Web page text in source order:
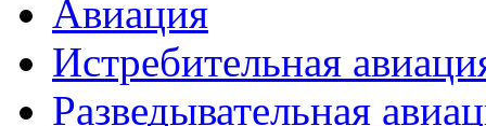
Авиация
Истребительная
Разведывательная